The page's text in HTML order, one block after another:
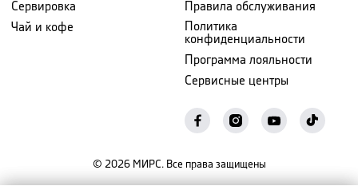
Сервировка
Чай и кофе
Правила обслуживания
Политика
конфиденциальности
Программа лояльности
Сервисные центры
© 2026 МИРС. Все права защищены